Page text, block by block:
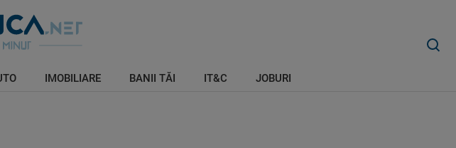
IMOBILIARE BANII TĂI IT&C JOBURI